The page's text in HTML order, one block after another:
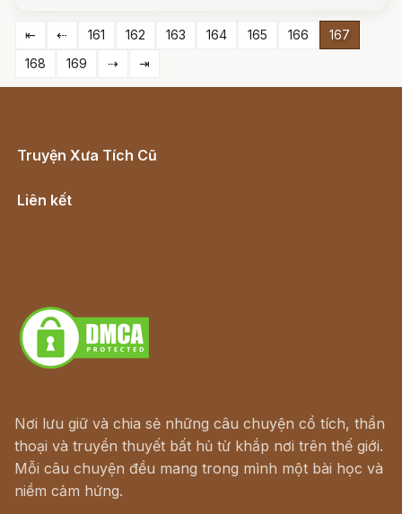
⇤ ⇠ 161 162 163 164 165 166
167
168
169 ⇢ ⇥
Truyện Xưa Tích Cũ
Liên kết
Nơi lưu giữ và chia sẻ những câu chuyện cổ tích, thần
thoại và truyền thuyết bất hủ từ khắp nơi trên thế giới.
Mỗi câu chuyện đều mang trong mình một bài học và
niềm cảm hứng.